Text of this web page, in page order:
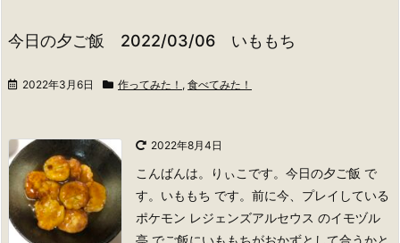
今日の夕ご飯 2022/03/06 いももち
2022年3月6日 作ってみた！ , 食べてみた！
2022年8月4日
こんばんは。りぃこです。 今日の夕ご飯 で
す。いももち です。前に今、プレイしている
ポケモン レジェンズアルセウス のイモヅル
亭 でご飯にいももちがおかずとして合うかと